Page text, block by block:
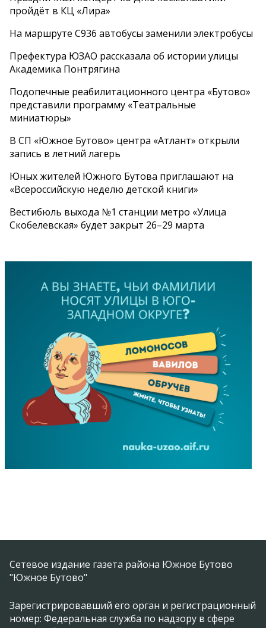
пройдёт в КЦ «Лира»
На маршруте С936 автобусы заменили электробусы
Префектура ЮЗАО рассказала об истории улицы
Академика Понтрягина
Подопечные реабилитационного центра «Бутово»
представили программу «Театральные
миниатюры»
В СП «Южное Бутово» центра «Атлант» открыли
запись в летний лагерь
Юных жителей Южного Бутова приглашают на
«Всероссийскую неделю детской книги»
Вестибюль выхода №1 станции метро «Улица
Скобелевская» будет закрыт 26–29 марта
Сетевое издание газета района Южное Бутово
"Южное Бутово"
Зарегистрировавший его орган и регистрационный
номер: Федеральная служба по надзору в сфере